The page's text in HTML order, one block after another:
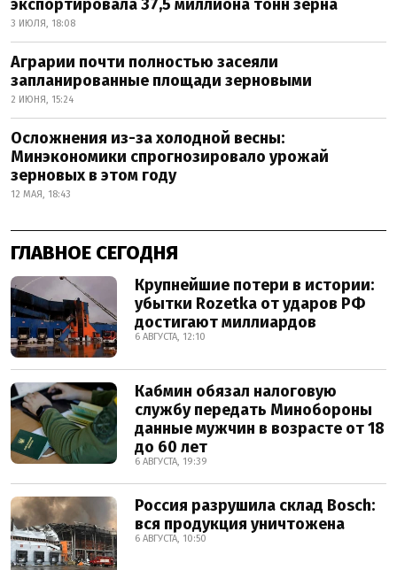
экспортировала 37,5 миллиона тонн зерна
3 ИЮЛЯ, 18:08
Аграрии почти полностью засеяли
запланированные площади зерновыми
2 ИЮНЯ, 15:24
Осложнения из-за холодной весны:
Минэкономики спрогнозировало урожай
зерновых в этом году
12 МАЯ, 18:43
ГЛАВНОЕ СЕГОДНЯ
Крупнейшие потери в истории:
убытки Rozetka от ударов РФ
достигают миллиардов
6 АВГУСТА, 12:10
Кабмин обязал налоговую
службу передать Минобороны
данные мужчин в возрасте от 18
до 60 лет
6 АВГУСТА, 19:39
Россия разрушила склад Bosch:
вся продукция уничтожена
6 АВГУСТА, 10:50